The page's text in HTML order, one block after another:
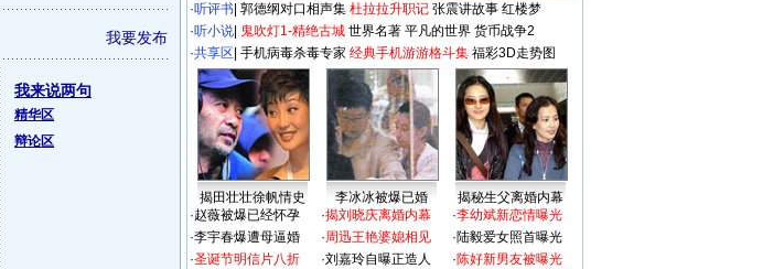
我要发布
我来说两句
精华区
辩论区
·听评书 郭德纲对口相声集 杜拉拉升职记 张震讲故事 红楼梦
·听小说 鬼吹灯1-精绝古城 世界名著 平凡的世界 货币战争2
·共享区 手机病毒杀毒专家 经典手机游游格斗集 福彩3D走势图
揭田壮壮徐帆情史 李冰冰被爆已婚
揭秘生父离婚内幕
·赵薇被爆已经怀孕
·李宇春爆遭母逼婚
·圣诞节明信片八折
·揭刘晓庆离婚内幕
·周迅王艳婆媳相见
·刘嘉玲自曝正造人
·李幼斌新恋情曝光
·陆毅爱女照首曝光
·陈好新男友被曝光